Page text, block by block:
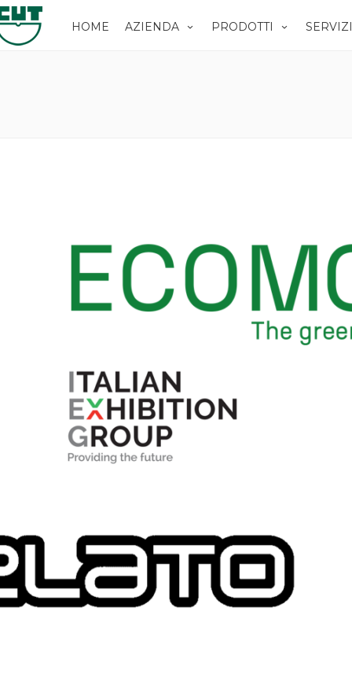
HOME AZIENDA PRODOTTI SERVIZI